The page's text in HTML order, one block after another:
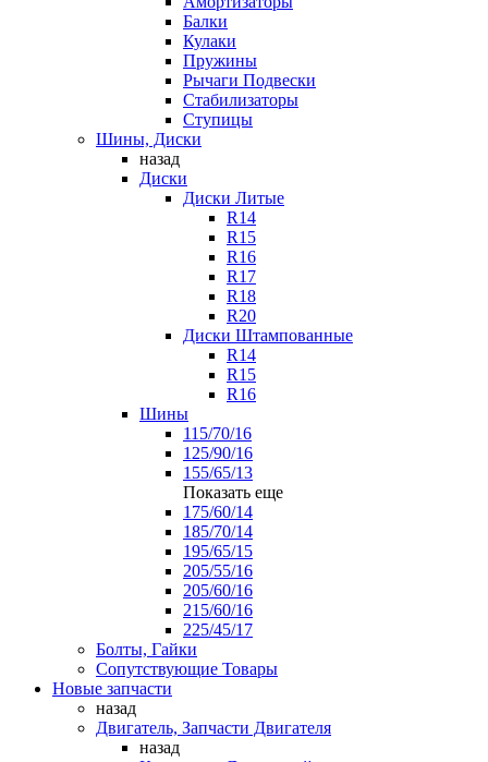
Балки
Кулаки
Пружины
Рычаги Подвески
Стабилизаторы
Ступицы
Шины, Диски
назад
Диски
Диски Литые
R14
R15
R16
R17
R18
R20
Диски Штампованные
R14
R15
R16
Шины
115/70/16
125/90/16
155/65/13
Показать еще
175/60/14
185/70/14
195/65/15
205/55/16
205/60/16
215/60/16
225/45/17
Болты, Гайки
Сопутствующие Товары
Новые запчасти
назад
Двигатель, Запчасти Двигателя
назад